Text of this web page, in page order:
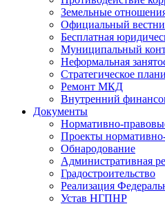
Земельные
Официальный
Бесплатная
Муниципальный
Неформальная
Стратегическое
Ремонт МКД
Внутренний
Документы
Нормативно-
Проекты
Обнародование
Административная
Градостроительство
Реализация
Устав НГПНР